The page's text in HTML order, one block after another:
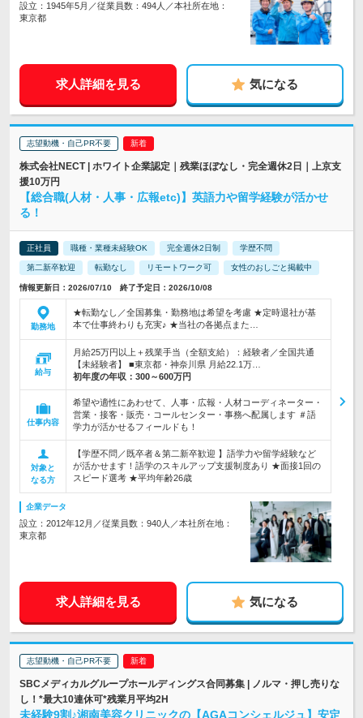
設立：1945年5月／従業員数：494人／本社所在地：
東京都
求人詳細を見る 気になる
志望動機・自己PR不要
株式会社NECT | ホワイト企業認定｜残業ほぼなし・完全週休2日｜上京支
援10万円
【総合職(人材・人事・広報etc)】英語力や留学経験が活かせ
る！
正社員 職種・業種未経験OK 完全週休2日制 学歴不問
第二新卒歓迎 転勤なし リモートワーク可 女性のおしごと掲載中
情報更新日：2026/07/10 終了予定日：2026/10/08
勤務地
★転勤なし／全国募集・勤務地は希望を考慮 ★定時退社が基
本で仕事終わりも充実♪ ★当社の各拠点また…
給与
月給25万円以上＋残業手当（全額支給）：経験者／全国共通
【未経験者】 ■東京都・神奈川県 月給22.1万…
初年度の年収： 300～600万円
仕事内容
希望や適性にあわせて、人事・広報・人材コーディネーター・
営業・接客・販売・コールセンター・事務へ配属します ＃語
学力が活かせるフィールドも！
対象と
なる方
【学歴不問／既卒者＆第二新卒歓迎 】語学力や留学経験など
が活かせます！語学のスキルアップ支援制度あり ★面接1回の
スピード選考 ★平均年齢26歳
企業データ
設立：2012年12月／従業員数：940人／本社所在地：
東京都
求人詳細を見る 気になる
志望動機・自己PR不要
SBCメディカルグループホールディングス合同募集 | ノルマ・押し売りな
し！*最大10連休可*残業月平均2H
未経験9割♪湘南美容クリニックの【AGAコンシェルジュ】安定